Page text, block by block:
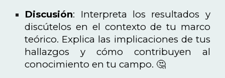
Discusión: Interpreta los resultados y
discútelos en el contexto de tu marco
teórico. Explica las implicaciones de tus
hallazgos y cómo contribuyen al
conocimiento en tu campo. 🤔